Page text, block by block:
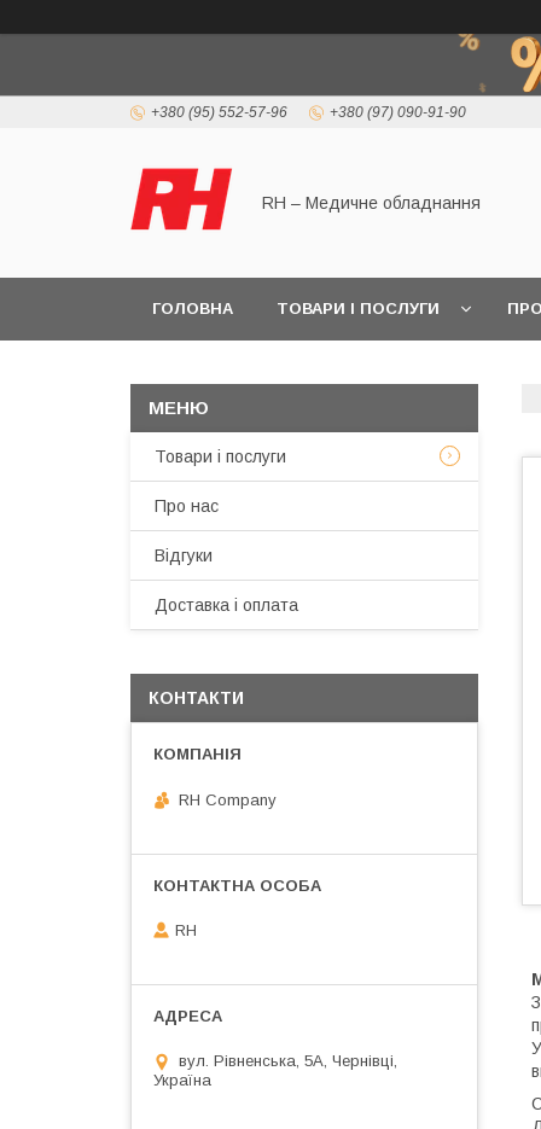
+380 (95) 552-57-96 +380 (97) 090-91-90
RH – Медичне обладнання
ГОЛОВНА ТОВАРИ І ПОСЛУГИ
Товари і послуги
Про нас
Відгуки
Доставка і оплата
КОНТАКТИ
RH Company
RH
вул. Рівненська, 5А, Чернівці,
Україна